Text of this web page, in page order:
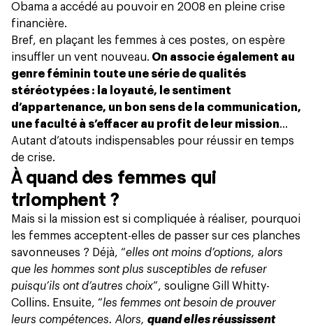
Obama a accédé au pouvoir en 2008 en pleine crise
financière.
Bref, en plaçant les femmes à ces postes, on espère
insuffler un vent nouveau. On associe également au
genre féminin toute une série de qualités
stéréotypées : la loyauté, le sentiment
d’appartenance, un bon sens de la communication,
une faculté à s’effacer au profit de leur mission…
Autant d’atouts indispensables pour réussir en temps
de crise.
À quand des femmes qui
triomphent ?
Mais si la mission est si compliquée à réaliser, pourquoi
les femmes acceptent-elles de passer sur ces planches
savonneuses ? Déjà, “elles ont moins d’options, alors
que les hommes sont plus susceptibles de refuser
puisqu’ils ont d’autres choix”, souligne Gill Whitty-
Collins. Ensuite, “les femmes ont besoin de prouver
leurs compétences. Alors, quand elles réussissent